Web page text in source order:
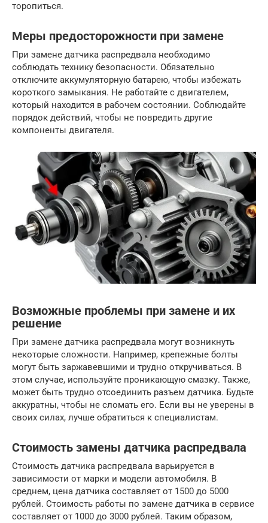
торопиться.
Меры предосторожности при замене
При замене датчика распредвала необходимо
соблюдать технику безопасности. Обязательно
отключите аккумуляторную батарею, чтобы избежать
короткого замыкания. Не работайте с двигателем,
который находится в рабочем состоянии. Соблюдайте
порядок действий, чтобы не повредить другие
компоненты двигателя.
Возможные проблемы при замене и их
решение
При замене датчика распредвала могут возникнуть
некоторые сложности. Например, крепежные болты
могут быть заржавевшими и трудно откручиваться. В
этом случае, используйте проникающую смазку. Также,
может быть трудно отсоединить разъем датчика. Будьте
аккуратны, чтобы не сломать его. Если вы не уверены в
своих силах, лучше обратиться к специалистам.
Стоимость замены датчика распредвала
Стоимость датчика распредвала варьируется в
зависимости от марки и модели автомобиля. В
среднем, цена датчика составляет от 1500 до 5000
рублей. Стоимость работы по замене датчика в сервисе
составляет от 1000 до 3000 рублей. Таким образом,